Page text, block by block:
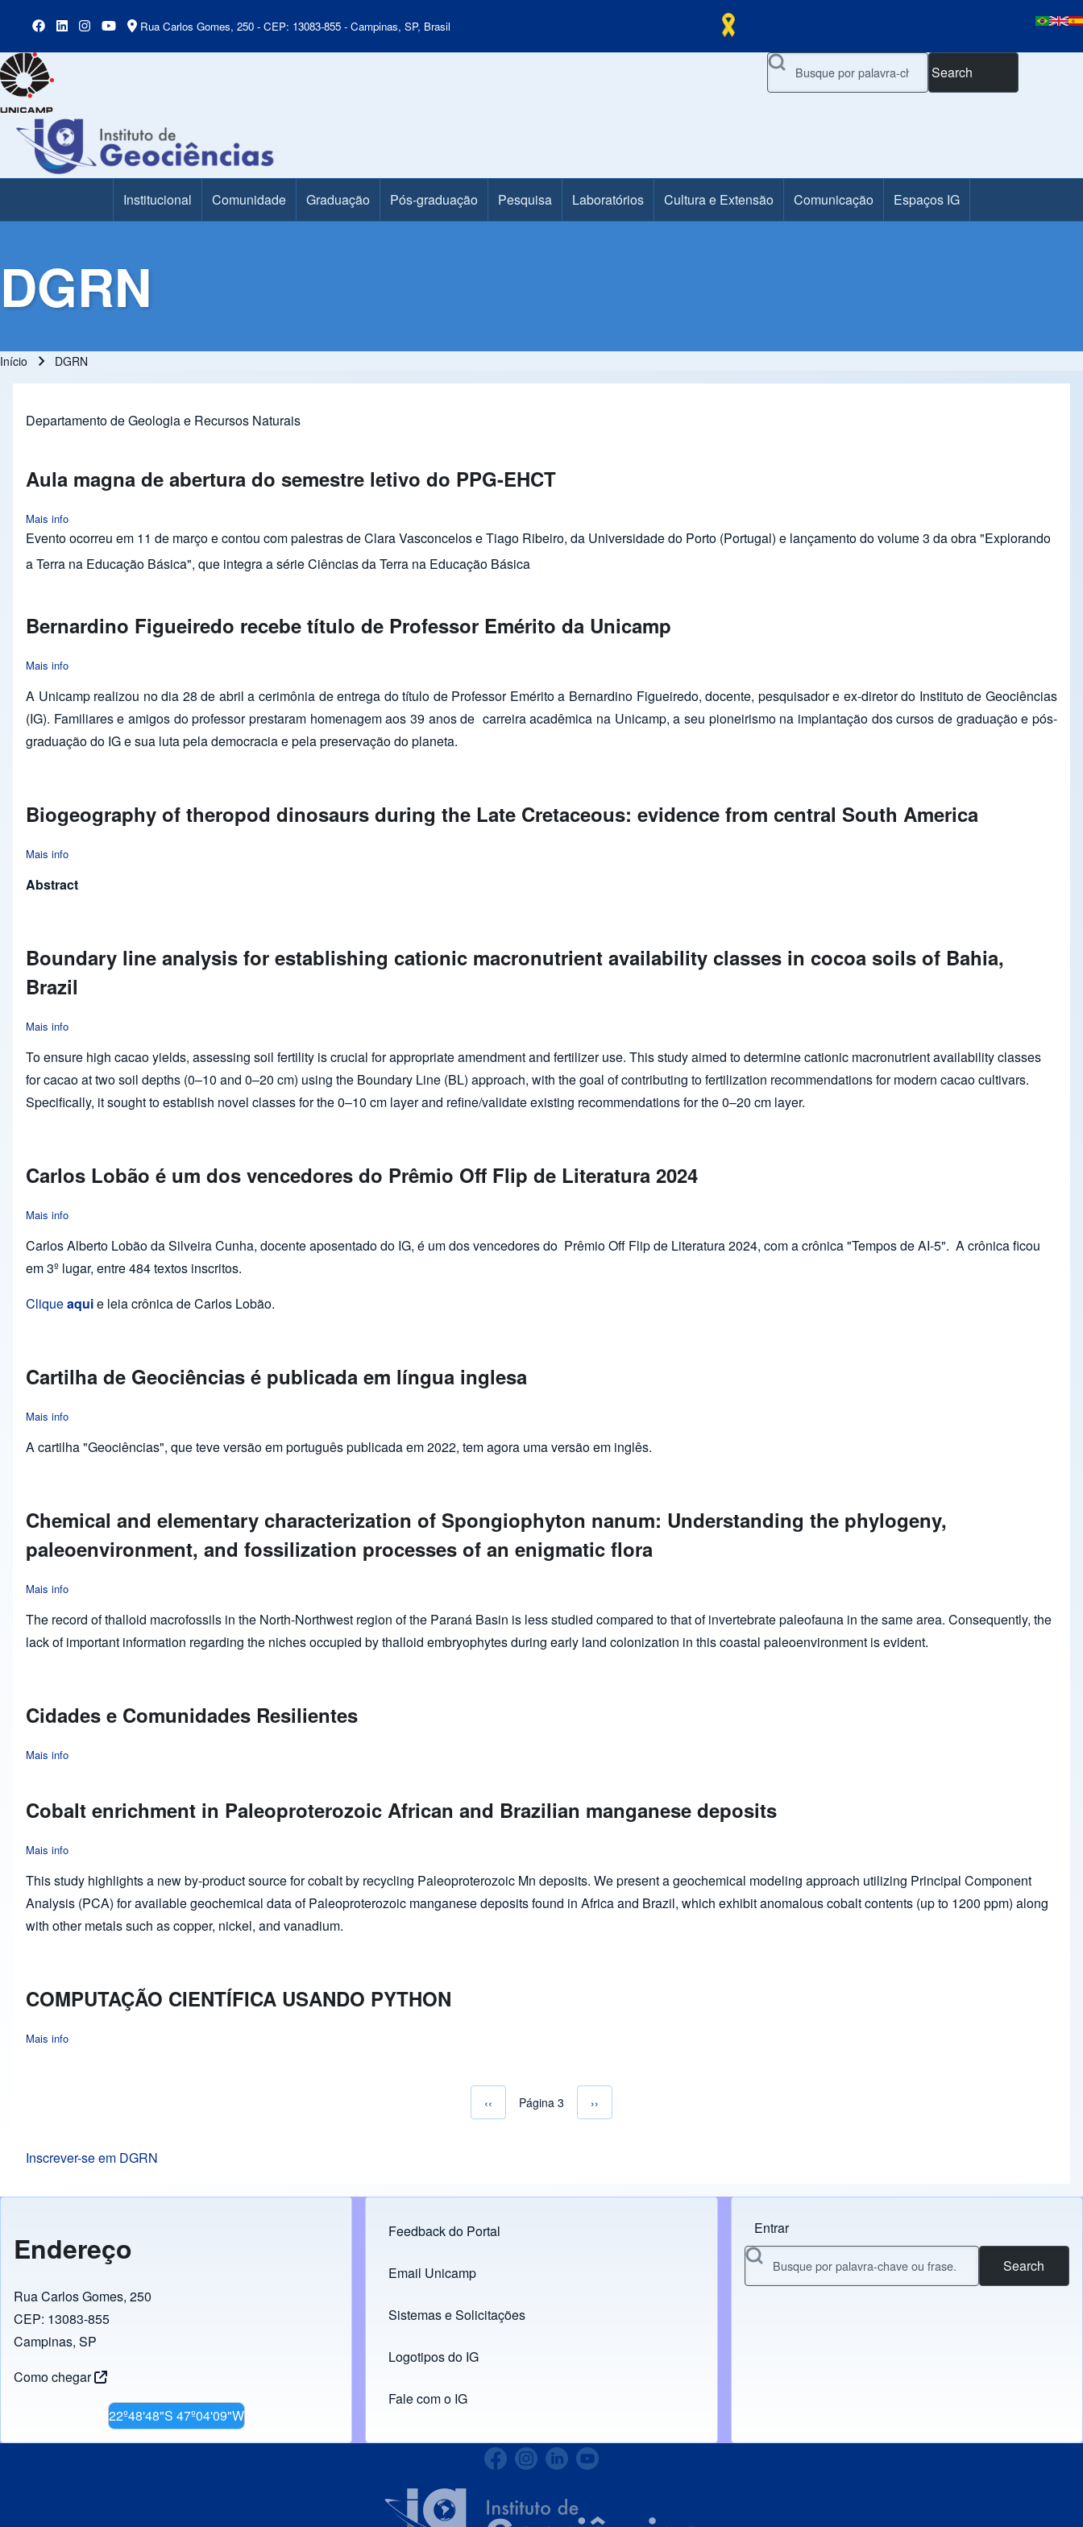
Rua Carlos Gomes, 250 - CEP: 13083-855 - Campinas, SP, Brasil
Search
Main MenuInstitucional Comunidade Graduação Pós-graduação Pesquisa Laboratórios Cultura e Extensão Comunicação Espaços IG
DGRN
Trilha de navegação
Início DGRN
Departamento de Geologia e Recursos Naturais
Aula magna de abertura do semestre letivo do PPG-EHCT
Mais info
Evento ocorreu em 11 de março e contou com palestras de Clara Vasconcelos e Tiago Ribeiro, da Universidade do Porto (Portugal) e lançamento do volume 3 da obra "Explorando
a Terra na Educação Básica", que integra a série Ciências da Terra na Educação Básica
Bernardino Figueiredo recebe título de Professor Emérito da Unicamp
Mais info
A Unicamp realizou no dia 28 de abril a cerimônia de entrega do título de Professor Emérito a Bernardino Figueiredo, docente, pesquisador e ex-diretor do Instituto de Geociências
(IG). Familiares e amigos do professor prestaram homenagem aos 39 anos de carreira acadêmica na Unicamp, a seu pioneirismo na implantação dos cursos de graduação e pós-
graduação do IG e sua luta pela democracia e pela preservação do planeta.
Biogeography of theropod dinosaurs during the Late Cretaceous: evidence from central South America
Mais info
Abstract
Boundary line analysis for establishing cationic macronutrient availability classes in cocoa soils of Bahia,
Brazil
Mais info
To ensure high cacao yields, assessing soil fertility is crucial for appropriate amendment and fertilizer use. This study aimed to determine cationic macronutrient availability classes
for cacao at two soil depths (0–10 and 0–20 cm) using the Boundary Line (BL) approach, with the goal of contributing to fertilization recommendations for modern cacao cultivars.
Specifically, it sought to establish novel classes for the 0–10 cm layer and refine/validate existing recommendations for the 0–20 cm layer.
Carlos Lobão é um dos vencedores do Prêmio Off Flip de Literatura 2024
Mais info
Carlos Alberto Lobão da Silveira Cunha, docente aposentado do IG, é um dos vencedores do Prêmio Off Flip de Literatura 2024, com a crônica "Tempos de AI-5". A crônica ficou
em 3º lugar, entre 484 textos inscritos.
Cliqueaquie leia crônica de Carlos Lobão.
Cartilha de Geociências é publicada em língua inglesa
Mais info
A cartilha "Geociências", que teve versão em português publicada em 2022, tem agora uma versão em inglês.
Chemical and elementary characterization of Spongiophyton nanum: Understanding the phylogeny,
paleoenvironment, and fossilization processes of an enigmatic flora
Mais info
The record of thalloid macrofossils in the North-Northwest region of the Paraná Basin is less studied compared to that of invertebrate paleofauna in the same area. Consequently, the
lack of important information regarding the niches occupied by thalloid embryophytes during early land colonization in this coastal paleoenvironment is evident.
Cidades e Comunidades Resilientes
Mais info
Cobalt enrichment in Paleoproterozoic African and Brazilian manganese deposits
Mais info
This study highlights a new by-product source for cobalt by recycling Paleoproterozoic Mn deposits. We present a geochemical modeling approach utilizing Principal Component
Analysis (PCA) for available geochemical data of Paleoproterozoic manganese deposits found in Africa and Brazil, which exhibit anomalous cobalt contents (up to 1200 ppm) along
with other metals such as copper, nickel, and vanadium.
COMPUTAÇÃO CIENTÍFICA USANDO PYTHON
Mais info
Paginação
Página anterior
‹‹ Página 3 Próxima página
››
Inscrever-se em DGRN
Endereço
Rua Carlos Gomes, 250
CEP: 13083-855
Campinas, SP
Como chegar
22º48'48"S 47º04'09"W
Footer menu
Feedback do Portal
Links
Email Unicamp
(opens in new tab)
Sistemas e Solicitações
(opens in new tab)
Logotipos do IG
(opens in new tab)
Fale com o IG
Menu do usuário
Entrar
Search